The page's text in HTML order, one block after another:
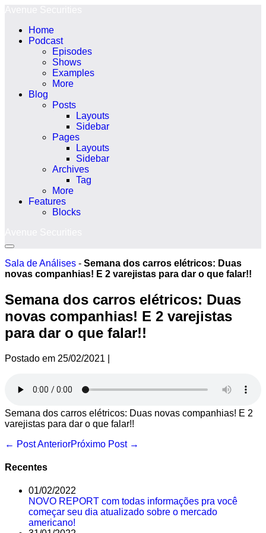
conteúdo
Home
Podcast
Episodes
Shows
Examples
More
Blog
Posts
Layouts
Sidebar
Pages
Layouts
Sidebar
Archives
Tag
More
Features
Blocks
Alternância
menu
Sala de Análises - Semana dos carros elétricos: Duas
novas companhias! E 2 varejistas para dar o que falar!!
Semana dos carros elétricos: Duas
novas companhias! E 2 varejistas
para dar o que falar!!
Postado em 25/02/2021
Semana dos carros elétricos: Duas novas companhias! E 2
varejistas para dar o que falar!!
Navegação
post
← Post AnteriorPróximo Post →
Recentes
01/02/2022
NOVO REPORT com todas informações pra você
começar seu dia atualizado sobre o mercado
americano!